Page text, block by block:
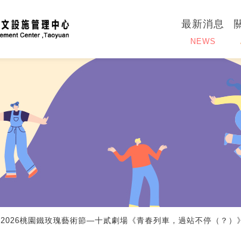
最新消息
NEWS
2026桃園鐵玫瑰藝術節—十貳劇場《青春列車，過站不停（？）》